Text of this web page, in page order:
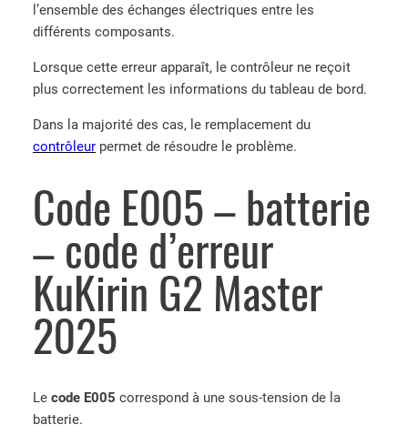
l’ensemble des échanges électriques entre les
différents composants.
Lorsque cette erreur apparaît, le contrôleur ne reçoit
plus correctement les informations du tableau de bord.
Dans la majorité des cas, le remplacement du
contrôleur permet de résoudre le problème.
Code E005 – batterie
– code d’erreur
KuKirin G2 Master
2025
Le code E005 correspond à une sous-tension de la
batterie.